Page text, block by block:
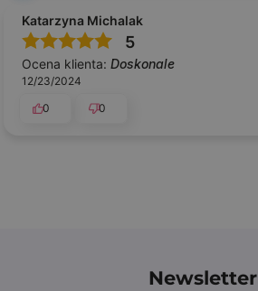
Katarzyna Michalak
5
Ocena klienta: Doskonale
12/23/2024
0
0
Newsletter